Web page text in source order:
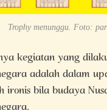
Trophy menunggu. Foto: par
kegiatan yang
adalah dalam
ironis bila budaya